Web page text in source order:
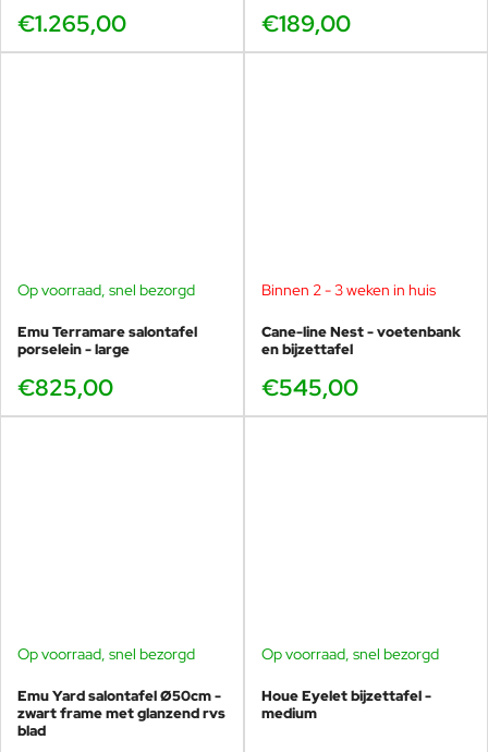
€1.265,00 €189,00
Op voorraad, snel bezorgd
Emu Terramare salontafel
porselein - large
€825,00
Binnen 2 - 3 weken in huis
Cane-line Nest - voetenbank
en bijzettafel
€545,00
-43%
Op voorraad, snel bezorgd
Emu Yard salontafel Ø50cm -
zwart frame met glanzend rvs
blad
Op voorraad, snel bezorgd
Houe Eyelet bijzettafel -
medium